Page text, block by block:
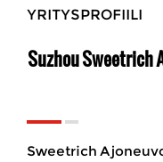
YRITYSPROFIILI
Suzhou Sweetrich
Sweetrich